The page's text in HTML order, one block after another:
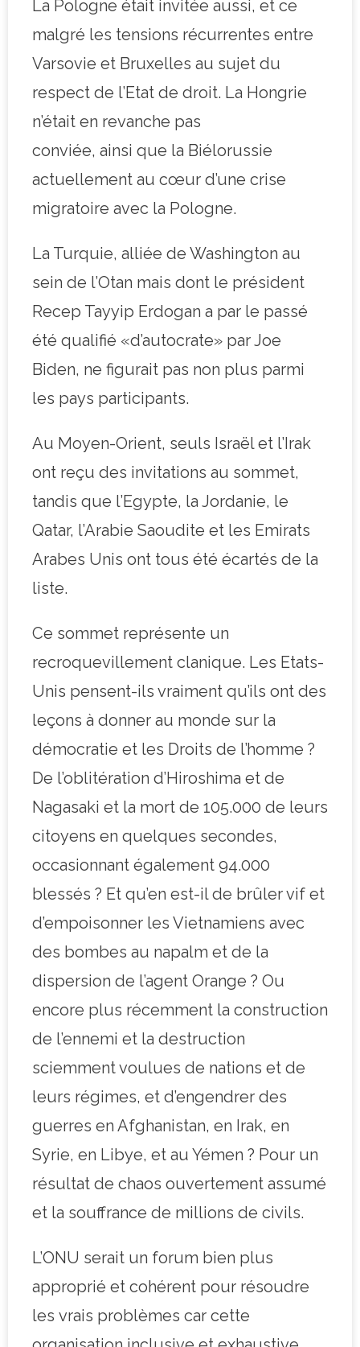
La Pologne était invitée aussi, et ce
malgré les tensions récurrentes entre
Varsovie et Bruxelles au sujet du
respect de l’Etat de droit. La Hongrie
n’était en revanche pas
conviée, ainsi que la Biélorussie
actuellement au cœur d’une crise
migratoire avec la Pologne.
La Turquie, alliée de Washington au
sein de l’Otan mais dont le président
Recep Tayyip Erdogan a par le passé
été qualifié «d’autocrate» par Joe
Biden, ne figurait pas non plus parmi
les pays participants.
Au Moyen-Orient, seuls Israël et l’Irak
ont reçu des invitations au sommet,
tandis que l’Egypte, la Jordanie, le
Qatar, l’Arabie Saoudite et les Emirats
Arabes Unis ont tous été écartés de la
liste.
Ce sommet représente un
recroquevillement clanique. Les Etats-
Unis pensent-ils vraiment qu’ils ont des
leçons à donner au monde sur la
démocratie et les Droits de l’homme ?
De l’oblitération d’Hiroshima et de
Nagasaki et la mort de 105.000 de leurs
citoyens en quelques secondes,
occasionnant également 94.000
blessés ? Et qu’en est-il de brûler vif et
d’empoisonner les Vietnamiens avec
des bombes au napalm et de la
dispersion de l’agent Orange ? Ou
encore plus récemment la construction
de l’ennemi et la destruction
sciemment voulues de nations et de
leurs régimes, et d’engendrer des
guerres en Afghanistan, en Irak, en
Syrie, en Libye, et au Yémen ? Pour un
résultat de chaos ouvertement assumé
et la souffrance de millions de civils.
L’ONU serait un forum bien plus
approprié et cohérent pour résoudre
les vrais problèmes car cette